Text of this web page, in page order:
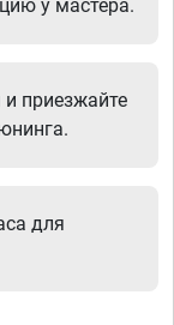
у мастера.
приезжайте
для